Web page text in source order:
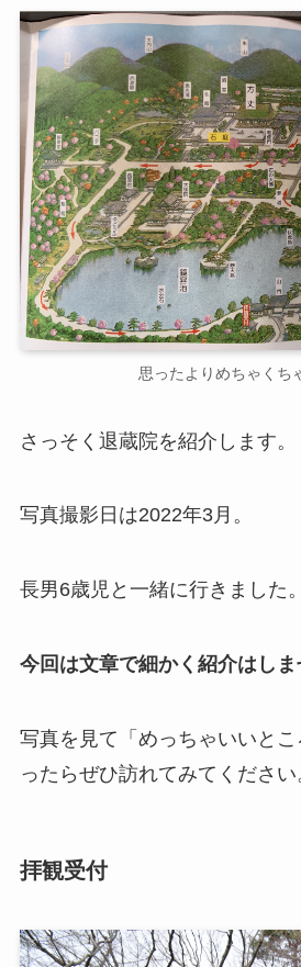
思ったよりめちゃくち
さっそく退蔵院を紹介します。
写真撮影日は2022年3月。
長男6歳児と一緒に行きました。
今回は文章で細かく紹介はしま
写真を見て「めっちゃいいと
ったらぜひ訪れてみてください
拝観受付